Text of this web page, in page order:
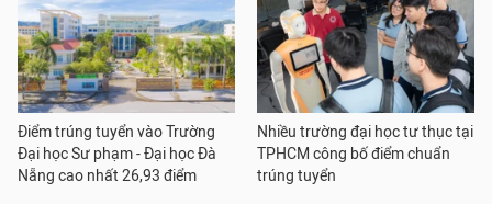
Điểm trúng tuyển vào Trường
Đại học Sư phạm - Đại học Đà
Nẵng cao nhất 26,93 điểm
Nhiều trường đại học tư thục tại
TPHCM công bố điểm chuẩn
trúng tuyển